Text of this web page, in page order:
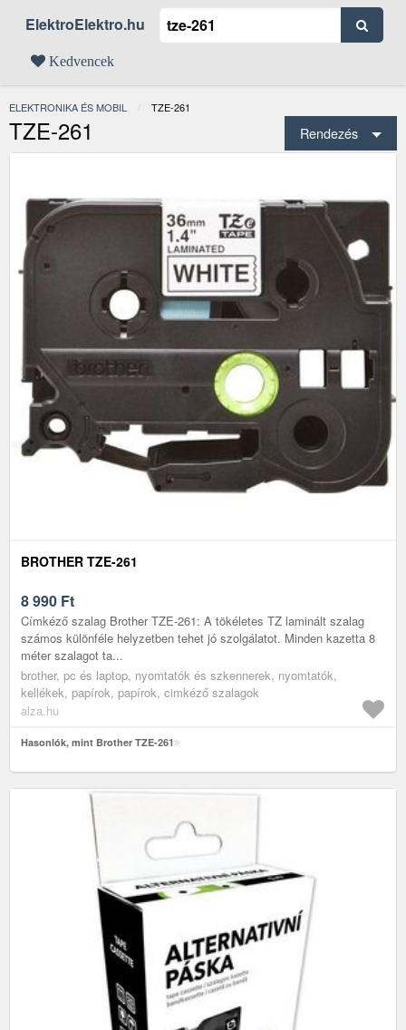
ElektroElektro.hu
Kedvencek
ELEKTRONIKA ÉS MOBIL JELENLEGI:
TZE-261
TZE-261 Rendezés
BROTHER TZE-261
8 990 Ft
Címkéző szalag Brother TZE-261: A tökéletes TZ laminált szalag
számos különféle helyzetben tehet jó szolgálatot. Minden kazetta 8
méter szalagot ta...
brother, pc és laptop, nyomtatók és szkennerek, nyomtatók,
kellékek, papírok, papírok, cimkéző szalagok
alza.hu
Hasonlók, mint Brother TZE-261